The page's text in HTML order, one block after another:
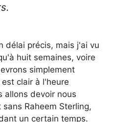
délai précis, mais j'ai vu
huit semaines, voire
simplement
clair à l'heure
allons devoir nous
Raheem Sterling,
un certain temps.